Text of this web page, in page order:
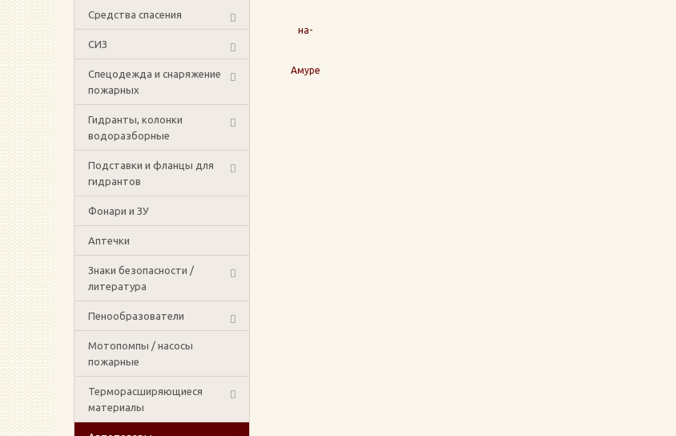
Средства спасения
СИЗ
Спецодежда и снаряжение
пожарных
Гидранты, колонки
водоразборные
Подставки и фланцы для
гидрантов
Фонари и ЗУ
Аптечки
Знаки безопасности /
литература
Пенообразователи
Мотопомпы / насосы
пожарные
Терморасширяющиеся
материалы